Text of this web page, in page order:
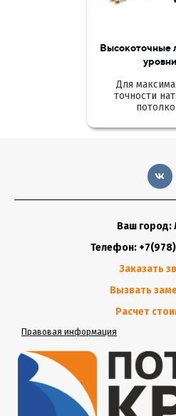
Высокоточные
уровни
Для
точности
Ваш город:
Телефон:
Заказать
Вызвать
Расчет
Правовая информация